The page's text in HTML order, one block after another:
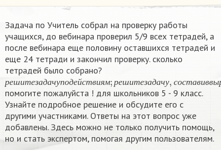
Задача по Учитель собрал на проверку работы
учащихся, до вебинара проверил 5/9 всех тетрадей, а
после вебинара еще половину оставшихся тетрадей и
еще 24 тетради и закончил проверку. сколько
тетрадей было собрано?
р е ш и т е з а д а ч у п о д е й с т в иям ре ш итеза да ч у с о с т а в и в в ы
ре шитеза дачуп одействи ад
помогите пожалуйста ! для школьников 5 - 9 класс.
Узнайте подробное решение и обсудите его с
другими участниками. Ответы на этот вопрос уже
добавлены. Здесь можно не только получить помощь,
но и стать экспертом, помогая другим пользователям.